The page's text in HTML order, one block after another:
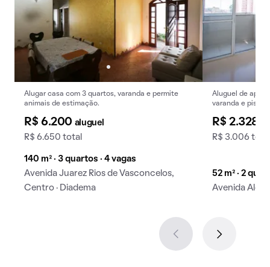
Alugar casa com 3 quartos, varanda e permite
animais de estimação.
R$ 6.200 aluguel
R$ 6.650 total
140 m² · 3 quartos · 4 vagas
Avenida Juarez Rios de Vasconcelos,
Centro · Diadema
Aluguel de
varanda e
R$ 2.328
R$ 3.006 total
52 m² · 2
Avenida Alda,